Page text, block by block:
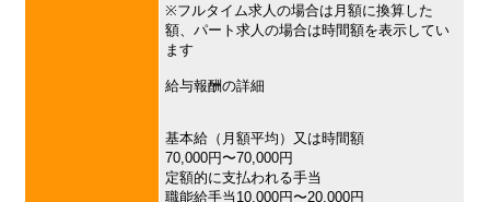
※フルタイム求人の場合は月額に換算した
額、パート求人の場合は時間額を表示してい
ます
給与報酬の詳細
基本給（月額平均）又は時間額
70,000円〜70,000円
定額的に支払われる手当
職能給手当10,000円〜20,000円